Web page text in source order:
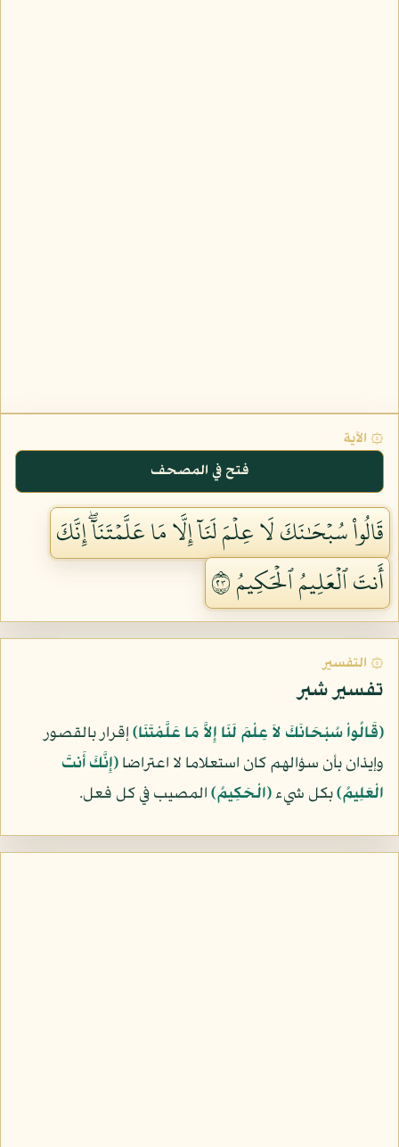
۞ الآية
فتح في المصحف
قَالُواْ سُبۡحَٰنَكَ لَا عِلۡمَ لَنَآ إِلَّا مَا عَلَّمۡتَنَآۖ إِنَّكَ
أَنتَ ٱلۡعَلِيمُ ٱلۡحَكِيمُ ٣٢
۞ التفسير
تفسير شبر
﴿قَالُواْ سُبْحَانَكَ لاَ عِلْمَ لَنَا إِلاَّ مَا عَلَّمْتَنَا﴾إقرار بالقصور
وإيذان بأن سؤالهم كان استعلاما لا اعتراضا﴿إِنَّكَ أَنتَ
الْعَلِيمُ﴾بكل شيء﴿الْحَكِيمُ﴾المصيب في كل فعل.